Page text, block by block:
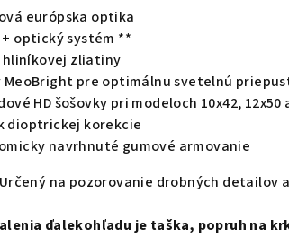
európska optika
+ optický systém **
hliníkovej zliatiny
MeoBright pre optimálnu svetelnú
HD šošovky pri modeloch 10x42, 12x50
dioptrickej korekcie
navrhnuté gumové armovanie
na pozorovanie drobných detailov
ďalekohľadu je taška, popruh na